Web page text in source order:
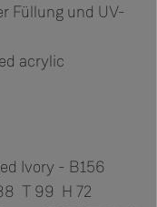
Füllung und UV-
acrylic
Ivory - B156
T 99 H 72